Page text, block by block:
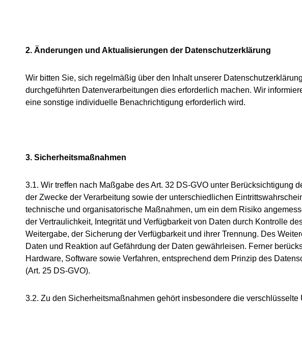
2. Änderungen und Aktualisierungen der Datenschutzerklärung
Wir bitten Sie, sich regelmäßig über den Inhalt unserer
durchgeführten Datenverarbeitungen dies erforderlich machen. Wir
eine sonstige individuelle Benachrichtigung erforderlich wird.
3. Sicherheitsmaßnahmen
3.1. Wir treffen nach Maßgabe des Art. 32 DS-GVO unter Berücksichtigung
der Zwecke der Verarbeitung sowie der unterschiedlichen
technische und organisatorische Maßnahmen, um ein dem Risiko
der Vertraulichkeit, Integrität und Verfügbarkeit von Daten durch Kontrolle
Weitergabe, der Sicherung der Verfügbarkeit und ihrer Trennung. Des
Daten und Reaktion auf Gefährdung der Daten gewährleisen. Ferner
Hardware, Software sowie Verfahren, entsprechend dem Prinzip des
(Art. 25 DS-GVO).
3.2. Zu den Sicherheitsmaßnahmen gehört insbesondere die